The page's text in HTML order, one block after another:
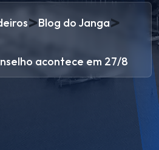
>Blog do Janga>
acontece em 27/8